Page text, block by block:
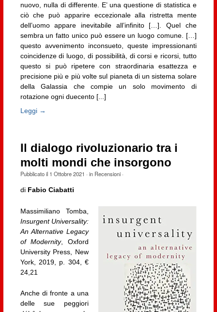
nuovo, nulla di differente. E’ una questione di statistica e
ciò che può apparire eccezionale alla ristretta mente
dell’uomo appare inevitabile all’infinito […]. Quel che
sembra un fatto unico può essere un luogo comune. […]
questo avvenimento inconsueto, queste impressionanti
coincidenze di luogo, di possibilità, di corsi e ricorsi, tutto
questo si può ripetere con straordinaria esattezza e
precisione più e più volte sul pianeta di un sistema solare
della Galassia che compie un solo movimento di
rotazione ogni duecento [...]
Leggi →
Il dialogo rivoluzionario tra i
molti mondi che insorgono
Pubblicato il 1 Ottobre 2021 · in Recensioni·
di Fabio Ciabatti
Massimiliano Tomba,
Insurgent Universality:
An Alternative Legacy
of Modernity, Oxford
University Press, New
York, 2019, p. 304, €
24,21
Anche di fronte a una
delle sue peggiori